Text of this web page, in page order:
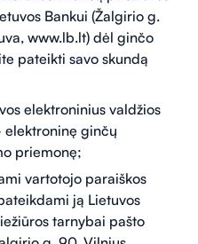
Bankui (Žalgirio g.
www.lb.lt) dėl ginčo
pateikti savo skundą
elektroninius valdžios
ginčų
priemonę;
vartotojo paraiškos
ją Lietuvos
tarnybai pašto